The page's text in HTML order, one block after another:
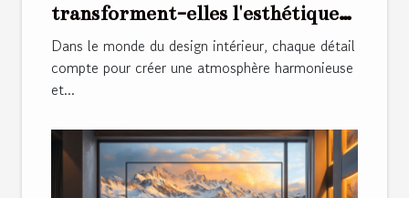
transforment-elles l'esthétique
intérieure ?
Dans le monde du design intérieur, chaque détail
compte pour créer une atmosphère harmonieuse
et...